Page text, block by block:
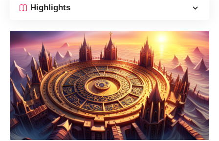
Highlights